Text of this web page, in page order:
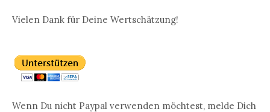
Vielen Dank für Deine Wertschätzung!
Wenn Du nicht Paypal verwenden möchtest, melde Dich